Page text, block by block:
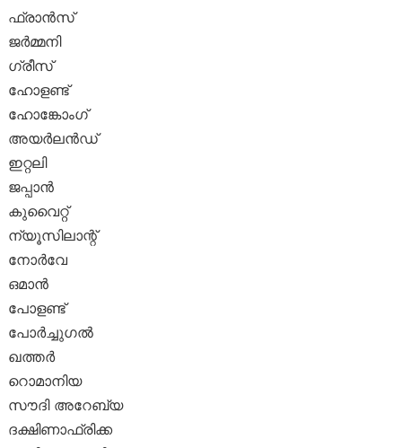
ഫ്രാൻസ്
ജർമ്മനി
ഗ്രീസ്
ഹോളണ്ട്
ഹോങ്കോംഗ്
അയർലൻഡ്
ഇറ്റലി
ജപ്പാൻ
കുവൈറ്റ്
ന്യൂസിലാന്റ്
നോർവേ
ഒമാൻ
പോളണ്ട്
പോർച്ചുഗൽ
ഖത്തർ
റൊമാനിയ
സൗദി അറേബ്യ
ദക്ഷിണാഫ്രിക്ക